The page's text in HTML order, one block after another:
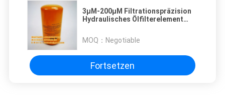
3μM-200μM Filtrationspräzision
Hydraulisches Ölfilterelement
MOQ： Negotiable
Fortsetzen